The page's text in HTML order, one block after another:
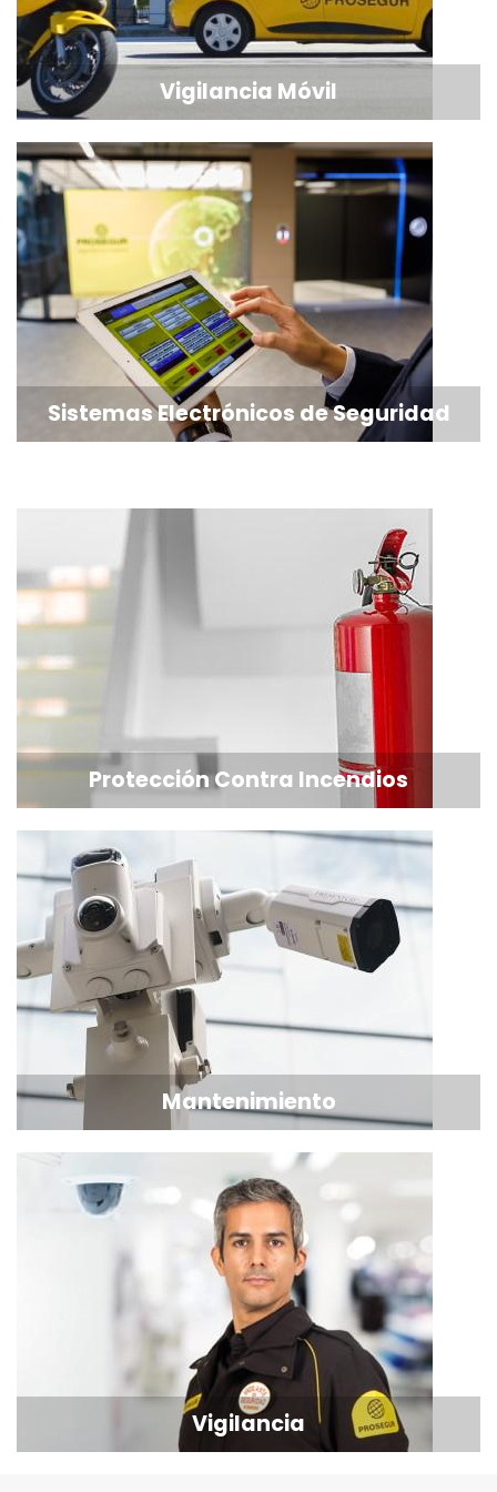
Vigilancia Móvil
Sistemas Electrónicos de Seguridad
Protección Contra Incendios
Mantenimiento
Vigilancia